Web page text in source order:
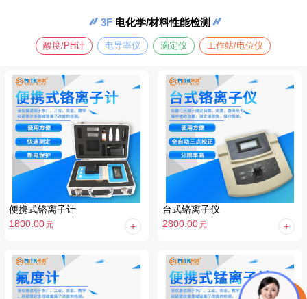
3F电化学/材料性能检测
酸度/PH计 电导率仪 滴定仪 工作站/电位仪
便携式铬离子计
1800.00 元
台式铬离子仪
2800.00元